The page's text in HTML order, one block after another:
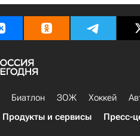
Биатлон ЗОЖ Хоккей
Продукты и сервисы Пресс-